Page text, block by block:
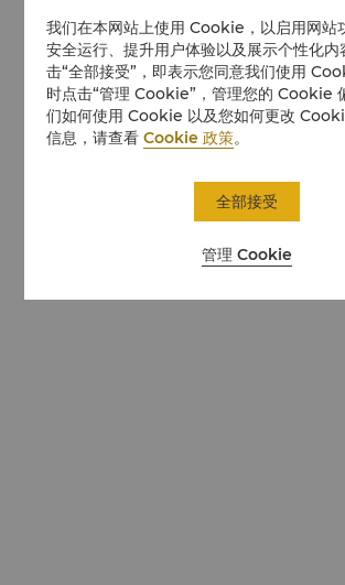
我们在本网站上使用 Cookie，以启用网站
安全运行、提升用户体验以及展示个性化内
击“全部接受”，即表示您同意我们使用
时点击“管理 Cookie”，管理您的 Cookie
们如何使用 Cookie 以及您如何更改
信息，请查看Cookie 政策。
管理 Cookie
全部接受